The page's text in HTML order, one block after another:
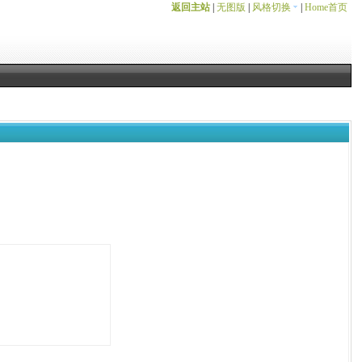
返回主站| 无图版 风格切换 Home首页